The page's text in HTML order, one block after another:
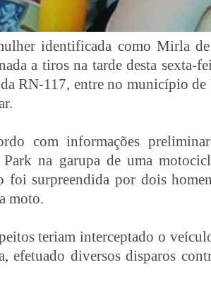
identificada como Mirla
a tiros na tarde desta sexta-
RN-117, entre no município
com informações
na garupa de uma
foi surpreendida por dois
moto.
teriam interceptado o
efetuado diversos disparos